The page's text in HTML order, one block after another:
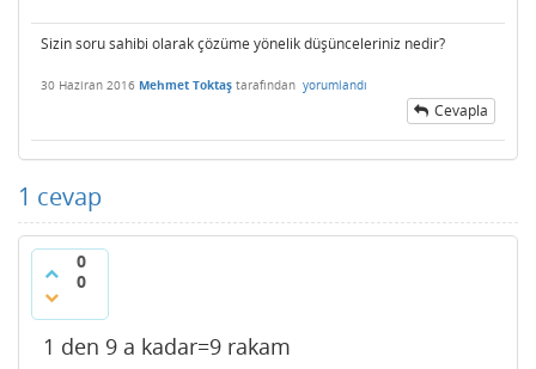
Sizin soru sahibi olarak çözüme yönelik düşünceleriniz nedir?
30 Haziran 2016 Mehmet Toktaş tarafından yorumlandı
Cevapla
1 cevap
0
0
1 den 9 a kadar=9 rakam